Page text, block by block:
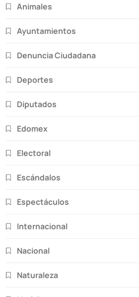
Animales
Ayuntamientos
Denuncia Ciudadana
Deportes
Diputados
Edomex
Electoral
Escándalos
Espectáculos
Internacional
Nacional
Naturaleza